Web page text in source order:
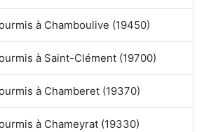
à Chamboulive (19450)
à Saint-Clément (19700)
à Chamberet (19370)
à Chameyrat (19330)